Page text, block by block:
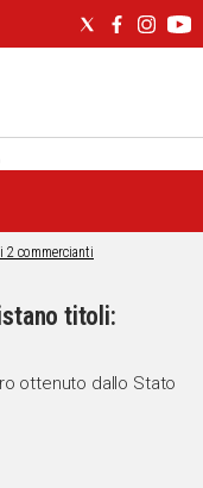
titoli:
ottenuto dallo Stato